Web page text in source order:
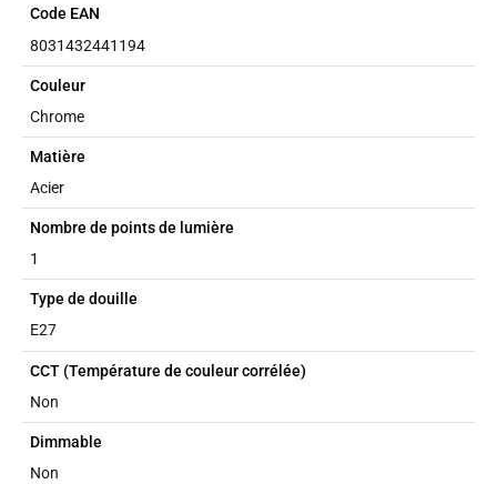
Code EAN
8031432441194
Couleur
Chrome
Matière
Acier
Nombre de points de lumière
1
Type de douille
E27
CCT (Température de couleur corrélée)
Non
Dimmable
Non